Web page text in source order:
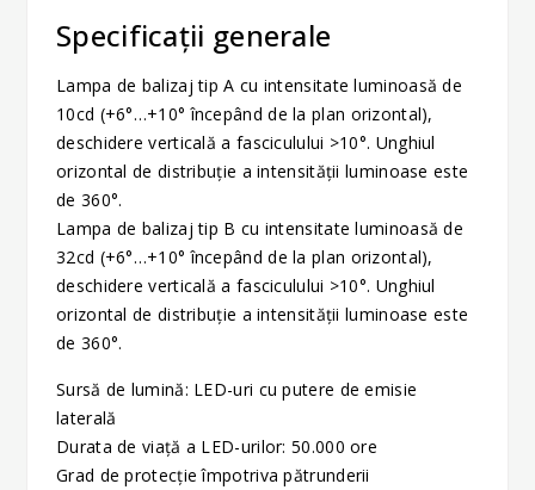
Specificații generale
Lampa de balizaj tip A cu intensitate luminoasă de
10cd (+6°…+10° începând de la plan orizontal),
deschidere verticală a fasciculului >10°. Unghiul
orizontal de distribuție a intensității luminoase este
de 360°.
Lampa de balizaj tip B cu intensitate luminoasă de
32cd (+6°…+10° începând de la plan orizontal),
deschidere verticală a fasciculului >10°. Unghiul
orizontal de distribuție a intensității luminoase este
de 360°.
Sursă de lumină: LED-uri cu putere de emisie
laterală
Durata de viață a LED-urilor: 50.000 ore
Grad de protecție împotriva pătrunderii